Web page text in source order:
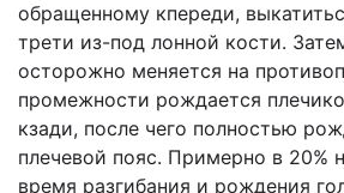
обращенному кпереди,
трети из-под лонной кости.
осторожно меняется на
промежности рождается
кзади, после чего полностью
плечевой пояс. Примерно в 20%
время разгибания и рождения